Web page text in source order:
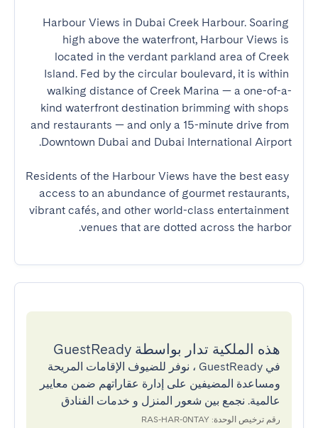
Harbour Views in Dubai Creek Harbour. Soaring
high above the waterfront, Harbour Views is
located in the verdant parkland area of Creek
Island. Fed by the circular boulevard, it is within
walking distance of Creek Marina — a one-of-a-
kind waterfront destination brimming with shops
and restaurants — and only a 15-minute drive from
Residents of the Harbour Views have the best easy
access to an abundance of gourmet restaurants,
vibrant cafés, and other world-class entertainment
venues that are dotted across the harbor.
هذه الملكية تدار بواسطة GuestReady
في GuestReady ، نوفر للضيوف الإقامات المريحة
ومساعدة المضيفين على إدارة عقاراتهم ضمن معايير
عالمية. نجمع بين شعور المنزل و خدمات الفنادق
رقم ترخيص الوحدة: RAS-HAR-0NTAY